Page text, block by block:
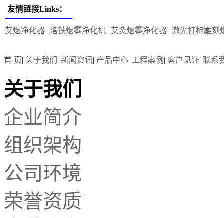
锡烟雾净化器？?
焊锡烟雾净化器滤芯材质是什么?
焊锡烟雾净化器是用在哪方面?
焊锡烟雾净化器用在电子厂的焊锡、
锡炉焊接生产中，主要是电路板焊
锡、激光焊锡、电...
艾灸的烟雾应不应该去处理-艾灸烟雾
净化器?
的原理?
烟尘，烟雾而设计的高效空气净化
器，结构由吸尘管道，高效过滤器，
友情链接Links：
艾烟净化器 洛铁烟雾净化机 艾灸烟雾净化器 激光打标雕刻
首 页| 关于我们 | 新闻资讯| 产品中心| 工程案例 | 客户见证| 联系
关于我们
企业简介
组织架构
公司环境
荣誉资质